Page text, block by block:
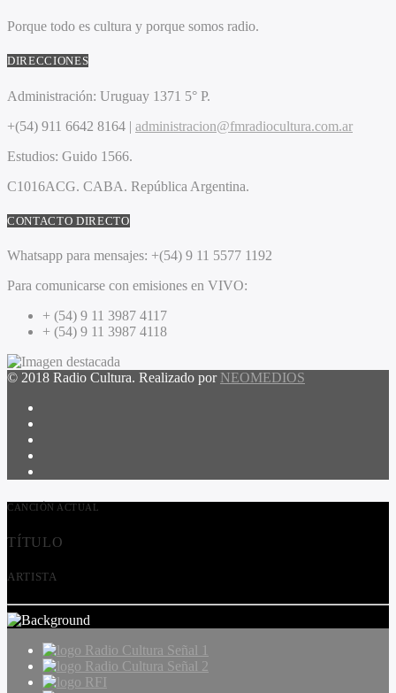
Porque todo es cultura y porque somos radio.
DIRECCIONES
Administración: Uruguay 1371 5° P.
+(54) 911 6642 8164 | administracion@fmradiocultura.com.ar
Estudios: Guido 1566.
C1016ACG. CABA. República Argentina.
CONTACTO DIRECTO
Whatsapp para mensajes: +(54) 9 11 5577 1192
Para comunicarse con emisiones en VIVO:
+ (54) 9 11 3987 4117
+ (54) 9 11 3987 4118
© 2018 Radio Cultura. Realizado por NEOMEDIOS
CANCIÓN ACTUAL
TÍTULO
ARTISTA
Radio Cultura Señal 1
Radio Cultura Señal 2
RFI